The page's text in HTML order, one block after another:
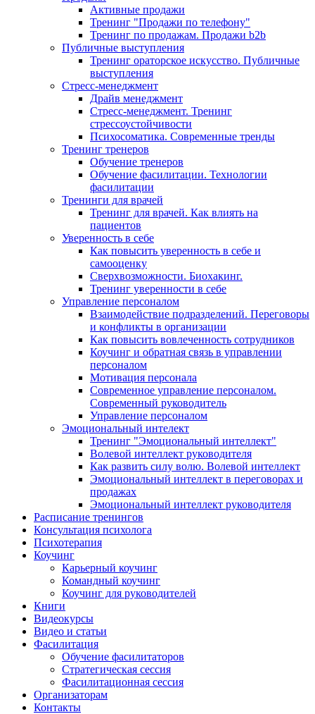
Активные продажи
Тренинг "Продажи по телефону"
Тренинг по продажам. Продажи b2b
Публичные выступления
Тренинг ораторское искусство. Публичные
выступления
Стресс-менеджмент
Драйв менеджмент
Стресс-менеджмент. Тренинг
стрессоустойчивости
Психосоматика. Современные тренды
Тренинг тренеров
Обучение тренеров
Обучение фасилитации. Технологии
фасилитации
Тренинги для врачей
Тренинг для врачей. Как влиять на
пациентов
Уверенность в себе
Как повысить уверенность в себе и
самооценку
Сверхвозможности. Биохакинг.
Тренинг уверенности в себе
Управление персоналом
Взаимодействие подразделений. Переговоры
и конфликты в организации
Как повысить вовлеченность сотрудников
Коучинг и обратная связь в управлении
персоналом
Мотивация персонала
Современное управление персоналом.
Современный руководитель
Управление персоналом
Эмоциональный интелект
Тренинг "Эмоциональный интеллект"
Волевой интеллект руководителя
Как развить силу волю. Волевой интеллект
Эмоциональный интеллект в переговорах и
продажах
Эмоциональный интеллект руководителя
Расписание тренингов
Консультация психолога
Психотерапия
Коучинг
Карьерный коучинг
Командный коучинг
Коучинг для руководителей
Книги
Видеокурсы
Видео и статьи
Фасилитация
Обучение фасилитаторов
Стратегическая сессия
Фасилитационная сессия
Организаторам
Контакты